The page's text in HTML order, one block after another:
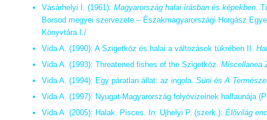
Vásárhelyi I. (1961): Magyarország halai írásban és képekben.
Borsod megyei szervezete – Északmagyarországi Horgász
Könyvtára I./
Vida A. (1990): A Szigetköz és halai a változások tükrében II.
Vida A. (1993): Threatened fishes of the Szigetköz. Miscellanea
Vida A. (1994): Egy páratlan állat: az ingola. Süni és A
Vida A. (1997): Nyugat-Magyarország folyóvizeinek halfaunája
Vida A. (2005): Halak. Pisces. In: Ujhelyi P. (szerk.): Élővilág